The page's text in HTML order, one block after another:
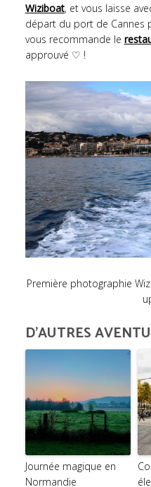
Wiziboat, et vous laisse
départ du port de Cannes
vous recommande le
approuvé ♡ !
Première photographie
D'AUTRES
Journée magique en
Normandie